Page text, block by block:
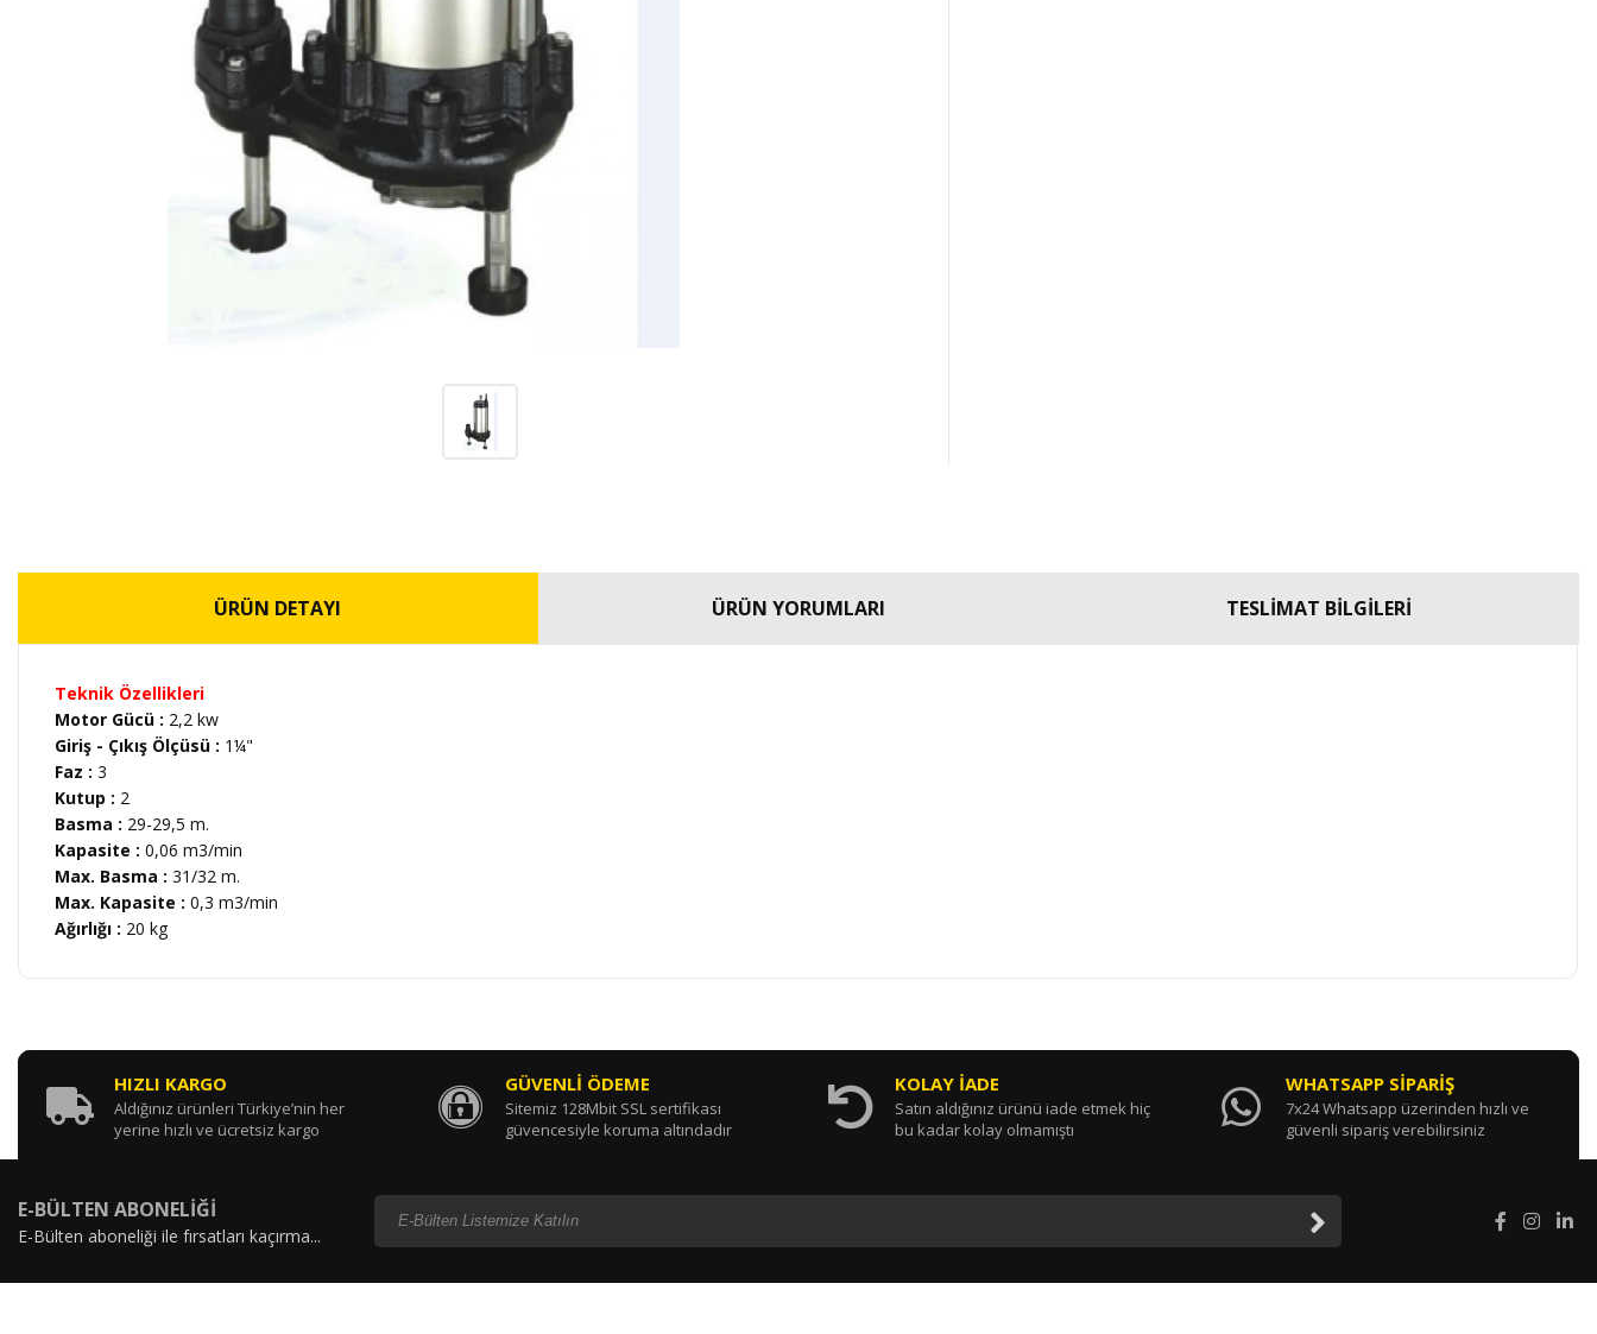
ÜRÜN DETAYI ÜRÜN YORUMLARI TESLİMAT BİLGİLERİ
Teknik Özellikleri
Motor Gücü : 2,2 kw
Giriş - Çıkış Ölçüsü : 1¼"
Faz : 3
Kutup : 2
Basma : 29-29,5 m.
Kapasite : 0,06 m3/min
Max. Basma : 31/32 m.
Max. Kapasite : 0,3 m3/min
Ağırlığı : 20 kg
HIZLI KARGO
Aldığınız ürünleri Türkiye’nin her
yerine hızlı ve ücretsiz kargo
GÜVENLİ ÖDEME
Sitemiz 128Mbit SSL sertifikası
güvencesiyle koruma altındadır
KOLAY İADE
Satın aldığınız ürünü iade etmek hiç
bu kadar kolay olmamıştı
WHATSAPP SİPARİŞ
7x24 Whatsapp üzerinden hızlı ve
güvenli sipariş verebilirsiniz
E-BÜLTEN ABONELİĞİ
E-Bülten aboneliği ile fırsatları kaçırma...